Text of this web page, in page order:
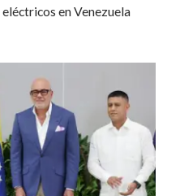
en Venezuela